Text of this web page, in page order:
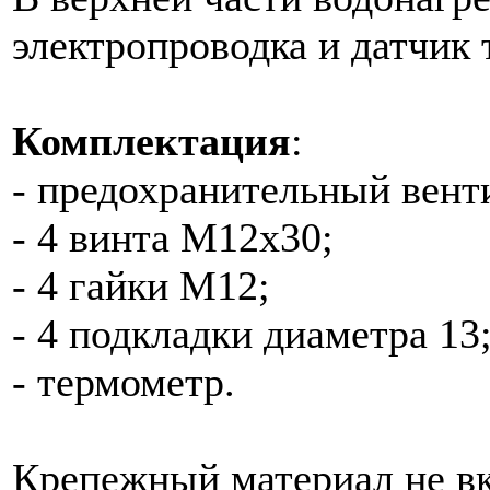
электропроводка и
Комплектация:
- предохранительный
- 4 винта М12х30;
- 4 гайки М12;
- 4 подкладки диаметра
- термометр.
Крепежный материал не